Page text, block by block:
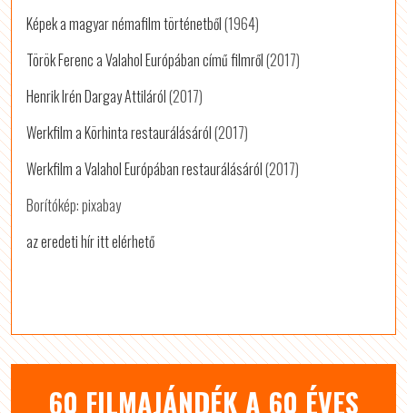
Képek a magyar némafilm történetből(1964)
Török Ferenc a Valahol Európában című filmről(2017)
Henrik Irén Dargay Attiláról(2017)
Werkfilm a Körhinta restaurálásáról(2017)
Werkfilm a Valahol Európában restaurálásáról(2017)
Borítókép: pixabay
az eredeti hír itt elérhető
60 FILMAJÁNDÉK A 60 ÉVES